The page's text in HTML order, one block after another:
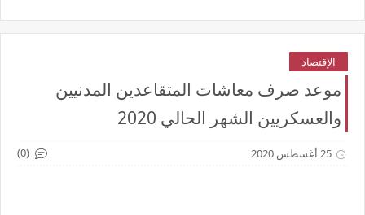
الإقتصاد
موعد صرف معاشات المتقاعدين المدنيين
والعسكريين الشهر الحالي 2020
25 أغسطس 2020 (0)